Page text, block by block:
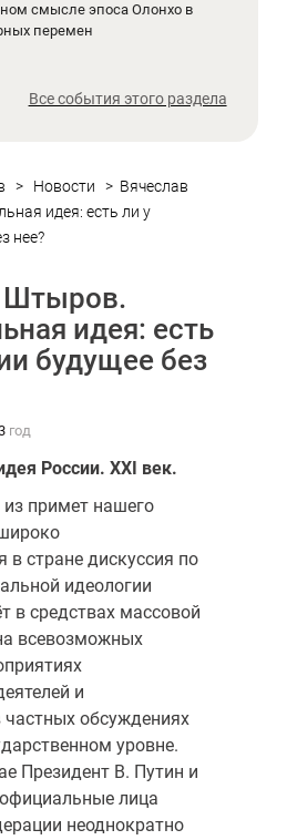
смысле эпоса Олонхо в
перемен
Все события этого раздела
> Новости > Вячеслав
идея: есть ли у
нее?
Штыров.
идея: есть
будущее без
год
России.XXI век.
примет нашего
в стране дискуссия по
идеологии
в средствах массовой
всевозможных
и
частных обсуждениях
уровне.
Президент В. Путин и
лица
неоднократно